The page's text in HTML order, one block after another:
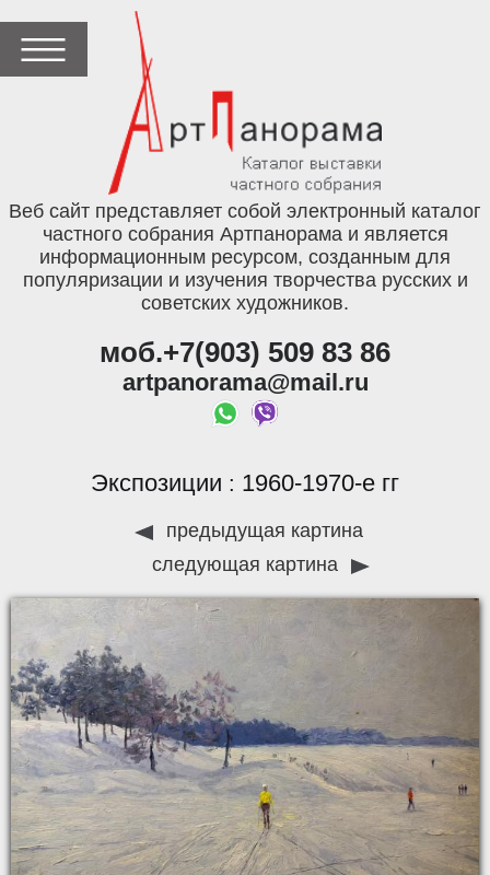
Веб сайт представляет собой электронный каталог
частного собрания Артпанорама и является
информационным ресурсом, созданным для
популяризации и изучения творчества русских и
советских художников.
моб.+7(903) 509 83 86
artpanorama@mail.ru
Экспозиции : 1960-1970-е гг
предыдущая картина
следующая картина